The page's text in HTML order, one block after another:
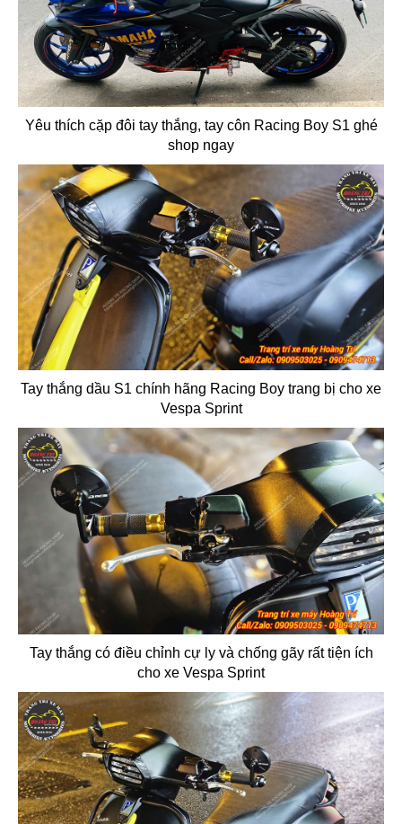
Yêu thích cặp đôi tay thắng, tay côn Racing Boy S1 ghé
shop ngay
Tay thắng dầu S1 chính hãng Racing Boy trang bị cho xe
Vespa Sprint
Tay thắng có điều chỉnh cự ly và chống gãy rất tiện ích
cho xe Vespa Sprint